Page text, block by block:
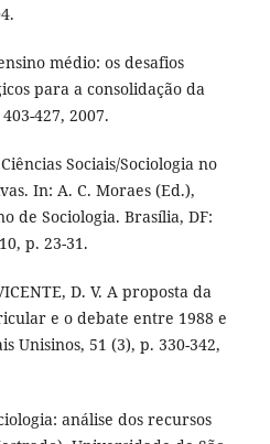
médio: os desafios
para a consolidação da
427, 2007.
Ciências Sociais/Sociologia no
In: A. C. Moraes (Ed.),
de Sociologia. Brasília, DF:
p. 23-31.
VICENTE, D. V. A proposta da
e o debate entre 1988 e
Unisinos, 51 (3), p. 330-342,
análise dos recursos